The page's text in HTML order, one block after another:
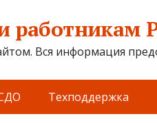
работникам
Вся информация
Техподдержка